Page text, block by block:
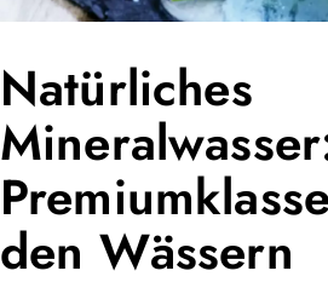
Natürliches
den Wässern